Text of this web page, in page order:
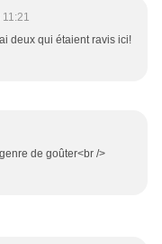
deux qui étaient ravis ici!
de goûter<br />